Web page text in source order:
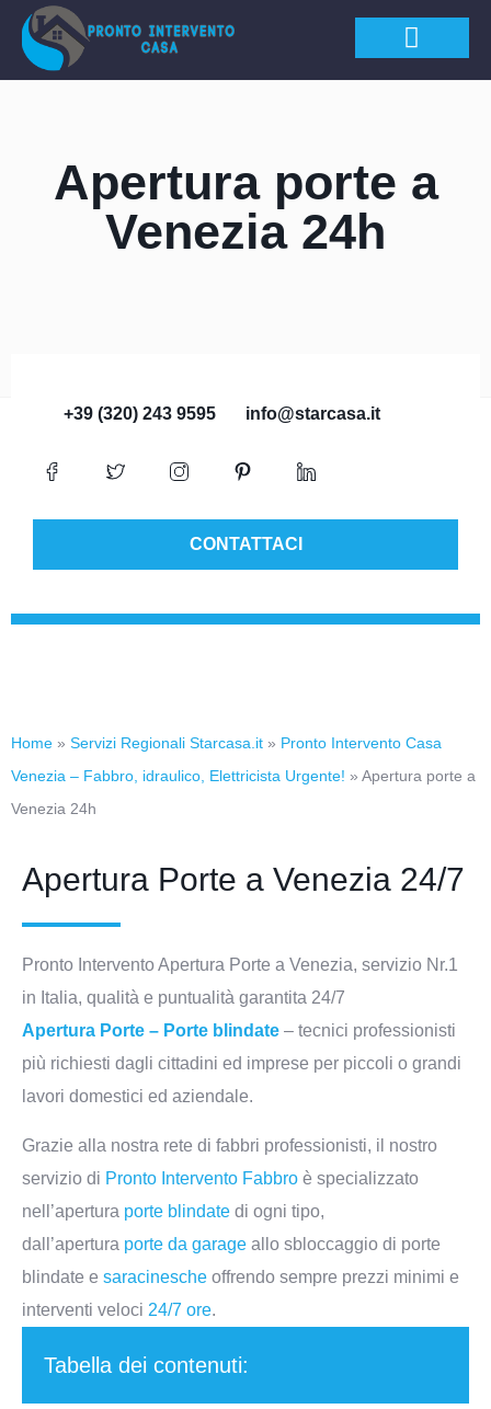
Apertura porte a
Venezia 24h
+39 (320) 243 9595 info@starcasa.it
CONTATTACI
Home » Servizi Regionali Starcasa.it » Pronto Intervento Casa
Venezia – Fabbro, idraulico, Elettricista Urgente! » Apertura porte a
Venezia 24h
Apertura Porte a Venezia 24/7
Pronto Intervento Apertura Porte a Venezia, servizio Nr.1
in Italia, qualità e puntualità garantita 24/7
Apertura Porte – Porte blindate – tecnici professionisti
più richiesti dagli cittadini ed imprese per piccoli o grandi
lavori domestici ed aziendale.
Grazie alla nostra rete di fabbri professionisti, il nostro
servizio di Pronto Intervento Fabbro è specializzato
nell’apertura porte blindate di ogni tipo,
dall’apertura porte da garage allo sbloccaggio di porte
blindate e saracinesche offrendo sempre prezzi minimi e
interventi veloci 24/7 ore.
Tabella dei contenuti: